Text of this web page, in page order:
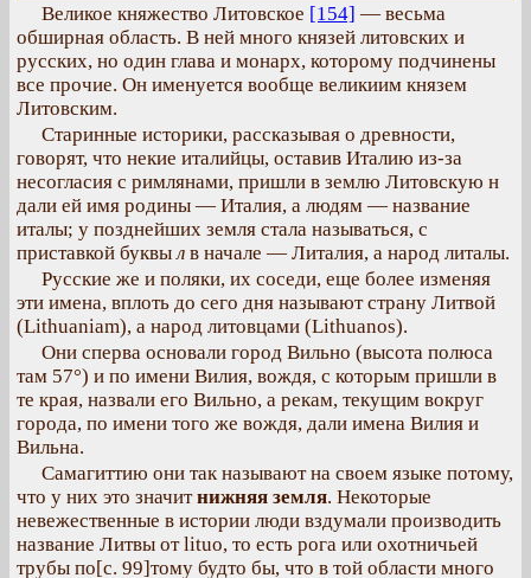
Великое княжество Литовское [154] — весьма
обширная область. В ней много князей литовских и
русских, но один глава и монарх, которому подчинены
все прочие. Он именуется вообще великиим князем
Литовским.
Старинные историки, рассказывая о древности,
говорят, что некие италийцы, оставив Италию из-за
несогласия с римлянами, пришли в землю Литовскую н
дали ей имя родины — Италия, а людям — название
италы; у позднейших земля стала называться, с
приставкой буквыл в начале — Литалия, а народ литалы.
Русские же и поляки, их соседи, еще более изменяя
эти имена, вплоть до сего дня называют страну Литвой
(Lithuaniam), а народ литовцами (Lithuanos).
Они сперва основали город Вильно (высота полюса
там 57°) и по имени Вилия, вождя, с которым пришли в
те края, назвали его Вильно, а рекам, текущим вокруг
города, по имени того же вождя, дали имена Вилия и
Вильна.
Самагиттию они так называют на своем языке потому,
что у них это значитнижняя земля. Некоторые
невежественные в истории люди вздумали производить
название Литвы от lituo, то есть рога или охотничьей
трубы по[с. 99]тому будто бы, что в той области много